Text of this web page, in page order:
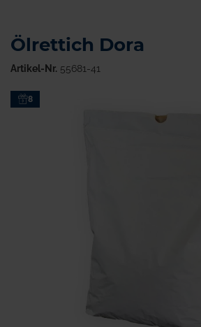
Zum8
Ölrettich Dora
Artikel-Nr. 55681-41